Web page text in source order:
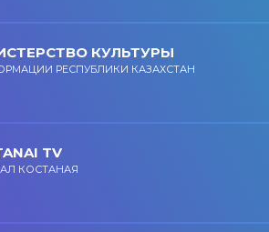
КУЛЬТУРЫ
РЕСПУБЛИКИ КАЗАХСТАН
TV
КОСТАНАЯ